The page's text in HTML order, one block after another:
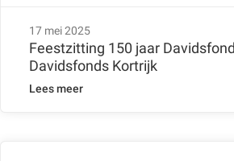
17 mei 2025
Feestzitting 150 jaar
Davidsfonds Kortrijk
Lees meer